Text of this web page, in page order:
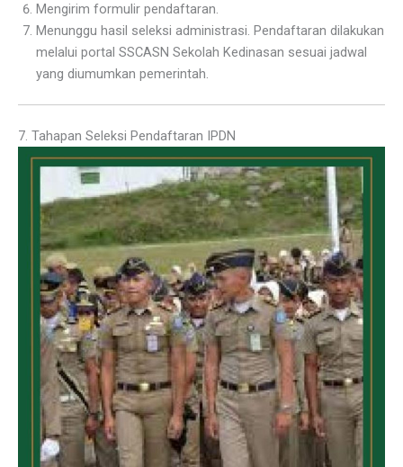
Mengirim formulir pendaftaran.
Menunggu hasil seleksi administrasi. Pendaftaran dilakukan
melalui portal SSCASN Sekolah Kedinasan sesuai jadwal
yang diumumkan pemerintah.
7. Tahapan Seleksi Pendaftaran IPDN